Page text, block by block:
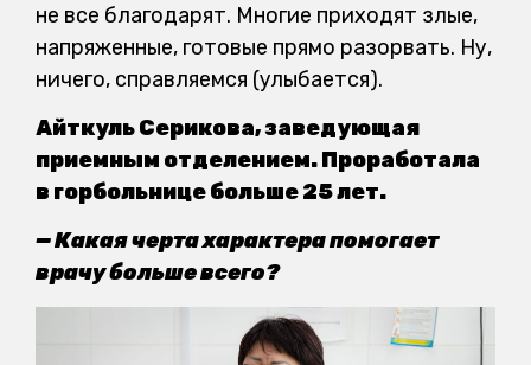
не все благодарят. Многие приходят злые,
напряженные, готовые прямо разорвать. Ну,
ничего, справляемся (улыбается).
Айткуль Серикова, заведующая
приемным отделением. Проработала
в горбольнице больше 25 лет.
— Какая черта характера помогает
врачу больше всего?